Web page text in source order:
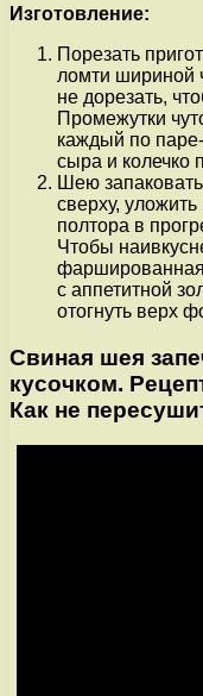
Изготовление:
Порезать
ломти шириной
не дорезать,
Промежутки
каждый по
сыра и колечко
Шею
сверху,
полтора в
Чтобы
фаршированная
с аппетитной
отогнуть верх
Свиная шея
кусочком.
Как не